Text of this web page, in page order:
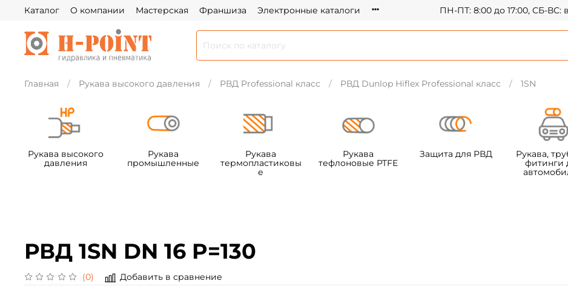
Каталог О компании Мастерская Франшиза Электронные каталоги ПН-ПТ: 8:00 до 17:00, СБ-ВС:
Главная Рукава высокого давления РВД Professional класс РВД Dunlop Hiflex Professional класс 1SN
Рукава высокого
давления
Рукава
промышленные
Рукава
термопластиковы
е
Рукава
тефлоновые PTFE
Защита для РВД
Рукава,
фитинги
РВД 1SN DN 16 P=130
(0) Добавить в сравнение